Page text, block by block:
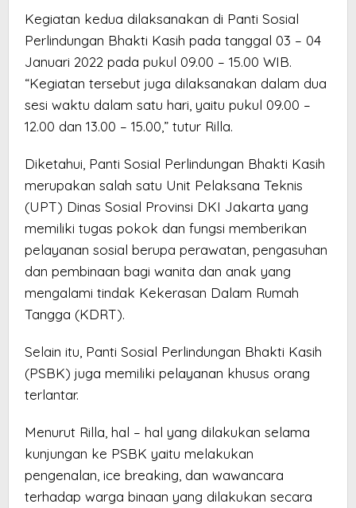
Kegiatan kedua dilaksanakan di Panti Sosial
Perlindungan Bhakti Kasih pada tanggal 03 – 04
Januari 2022 pada pukul 09.00 – 15.00 WIB.
“Kegiatan tersebut juga dilaksanakan dalam dua
sesi waktu dalam satu hari, yaitu pukul 09.00 –
12.00 dan 13.00 – 15.00,” tutur Rilla.
Diketahui, Panti Sosial Perlindungan Bhakti Kasih
merupakan salah satu Unit Pelaksana Teknis
(UPT) Dinas Sosial Provinsi DKI Jakarta yang
memiliki tugas pokok dan fungsi memberikan
pelayanan sosial berupa perawatan, pengasuhan
dan pembinaan bagi wanita dan anak yang
mengalami tindak Kekerasan Dalam Rumah
Tangga (KDRT).
Selain itu, Panti Sosial Perlindungan Bhakti Kasih
(PSBK) juga memiliki pelayanan khusus orang
terlantar.
Menurut Rilla, hal – hal yang dilakukan selama
kunjungan ke PSBK yaitu melakukan
pengenalan, ice breaking, dan wawancara
terhadap warga binaan yang dilakukan secara